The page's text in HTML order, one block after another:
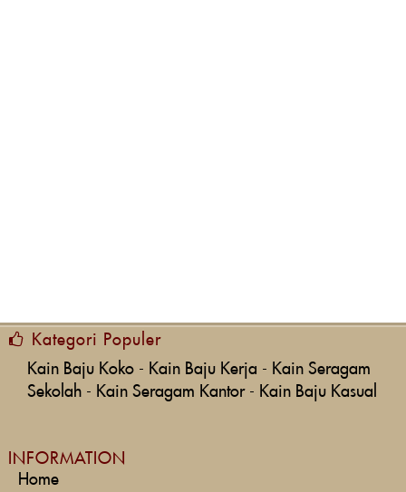
Kategori Populer
Kain Baju Koko - Kain Baju Kerja - Kain Seragam
Sekolah - Kain Seragam Kantor- Kain Baju Kasual
INFORMATION
Home